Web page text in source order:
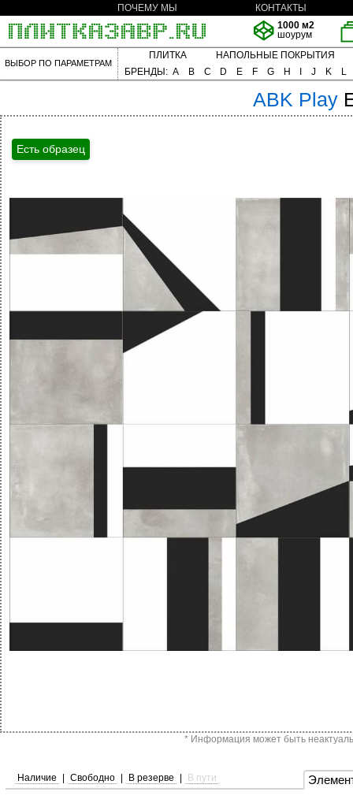
ПОЧЕМУ МЫ
КОНТАКТЫ
1000 м2
шоурум
ВЫБОР ПО ПАРАМЕТРАМ
ПЛИТКА
НАПОЛЬНЫЕ ПОКРЫТИЯ
БРЕНДЫ: A B C D E F G H J K L
ABK Play
Есть образец
* Информация может быть
Наличие Свободно В резерве В пути